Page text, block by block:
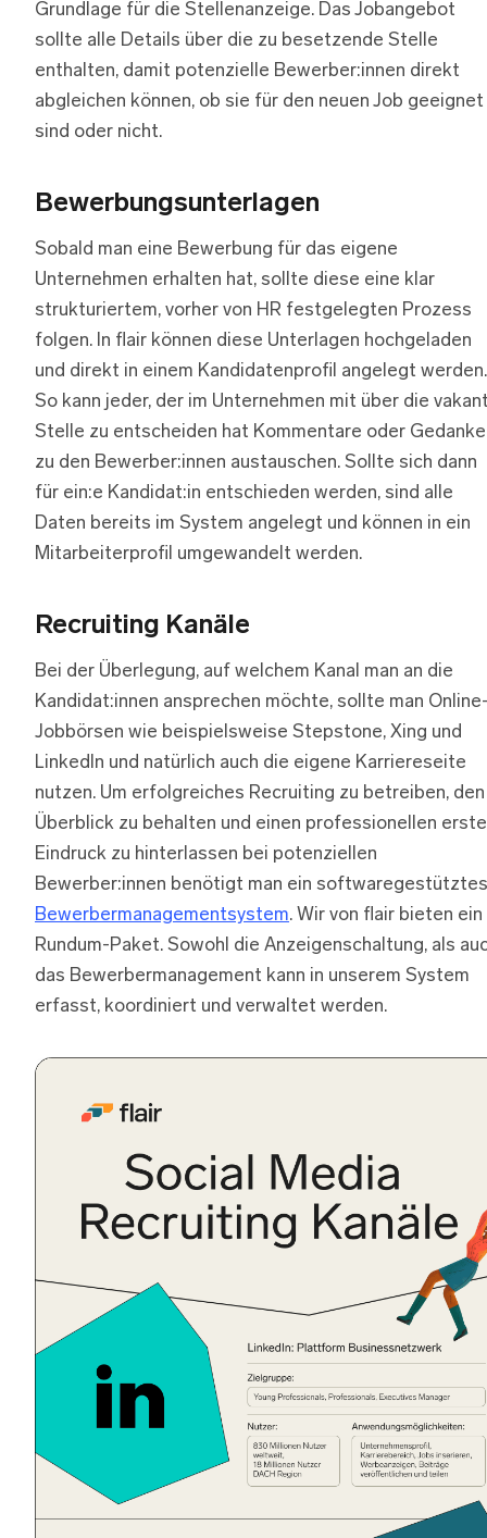
Grundlage für die Stellenanzeige. Das Jobangebot
sollte alle Details über die zu besetzende Stelle
enthalten, damit potenzielle Bewerber:innen direkt
abgleichen können, ob sie für den neuen Job geeignet
sind oder nicht.
Bewerbungsunterlagen
Sobald man eine Bewerbung für das eigene
Unternehmen erhalten hat, sollte diese eine klar
strukturiertem, vorher von HR festgelegten Prozess
folgen. In flair können diese Unterlagen hochgeladen
und direkt in einem Kandidatenprofil angelegt werden.
So kann jeder, der im Unternehmen mit über die
Stelle zu entscheiden hat Kommentare oder
zu den Bewerber:innen austauschen. Sollte sich dann
für ein:e Kandidat:in entschieden werden, sind alle
Daten bereits im System angelegt und können in ein
Mitarbeiterprofil umgewandelt werden.
Recruiting Kanäle
Bei der Überlegung, auf welchem Kanal man an die
Kandidat:innen ansprechen möchte, sollte man
Jobbörsen wie beispielsweise Stepstone, Xing und
LinkedIn und natürlich auch die eigene Karriereseite
nutzen. Um erfolgreiches Recruiting zu betreiben, den
Überblick zu behalten und einen professionellen
Eindruck zu hinterlassen bei potenziellen
Bewerber:innen benötigt man ein softwaregestütztes
Bewerbermanagementsystem. Wir von flair bieten ein
Rundum-Paket. Sowohl die Anzeigenschaltung, als
das Bewerbermanagement kann in unserem System
erfasst, koordiniert und verwaltet werden.